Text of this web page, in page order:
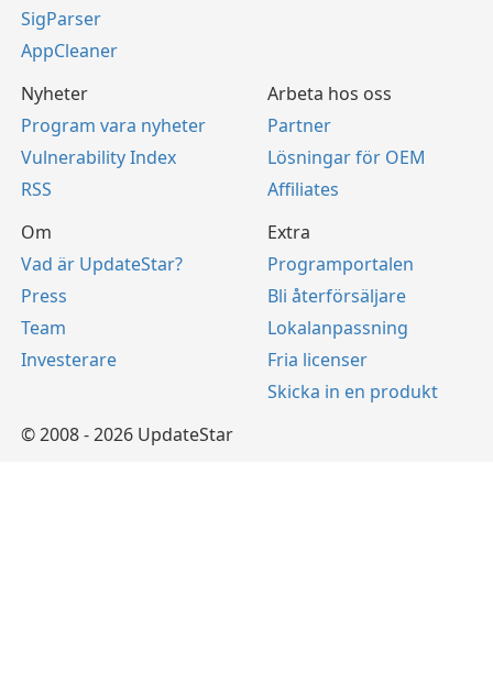
SigParser
AppCleaner
Nyheter
Program vara nyheter
Vulnerability Index
RSS
Arbeta hos oss
Partner
Lösningar för OEM
Affiliates
Om
Vad är UpdateStar?
Press
Team
Investerare
Extra
Programportalen
Bli återförsäljare
Lokalanpassning
Fria licenser
Skicka in en produkt
© 2008 - 2026 UpdateStar